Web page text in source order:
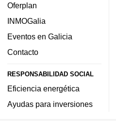
Oferplan
INMOGalia
Eventos en Galicia
Contacto
RESPONSABILIDAD SOCIAL
Eficiencia energética
Ayudas para inversiones